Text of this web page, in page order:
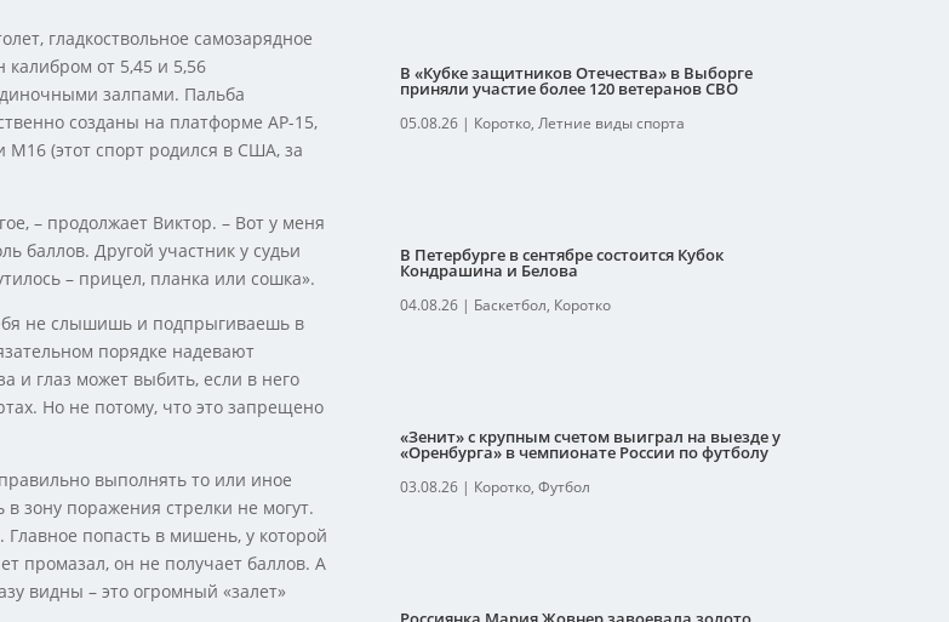
гладкоствольное самозарядное
от 5,45 и 5,56
залпами. Пальба
созданы на платформе АР-15,
М16 (этот спорт родился в США, за
– продолжает Виктор. – Вот у меня
баллов. Другой участник у судьи
– прицел, планка или сошка».
не слышишь и подпрыгиваешь в
порядке надевают
и глаз может выбить, если в него
Но не потому, что это запрещено
выполнять то или иное
в зону поражения стрелки не могут.
попасть в мишень, у которой
промазал, он не получает баллов. А
видны – это огромный «залет»
В «Кубке защитников Отечества» в Выборге
приняли участие более 120 ветеранов СВО
05.08.26| Коротко, Летние виды спорта
В Петербурге в сентябре состоится Кубок
Кондрашина и Белова
04.08.26| Баскетбол, Коротко
«Зенит» с крупным счетом выиграл на выезде у
«Оренбурга» в чемпионате России по футболу
03.08.26| Коротко, Футбол